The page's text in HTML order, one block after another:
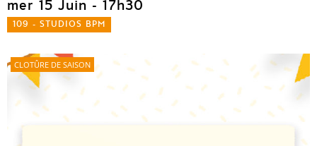
mer 15 Juin - 17h30
109 - STUDIOS BPM
CLOTÛRE DE SAISON